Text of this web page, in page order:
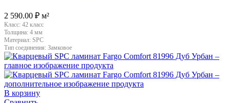
2 590.00 ₽ м²
Класс: 42 класс
Толщина: 4 мм
Материал: SPC
Тип соединения: Замковое
В корзину